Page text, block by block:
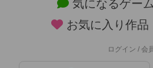
気になるゲー
お気に入り作
ログイン / 会